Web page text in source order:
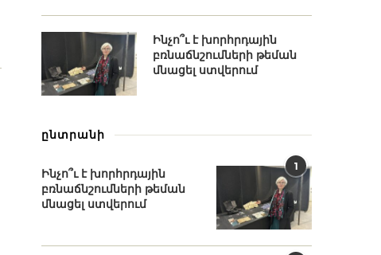
Ինչո՞ւ է խորհրդային
բռնաճնշումների թեման
մնացել ստվերում
ընտրանի
1
Ինչո՞ւ է խորհրդային
բռնաճնշումների թեման
մնացել ստվերում